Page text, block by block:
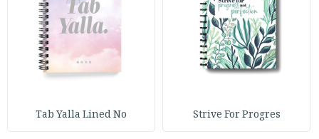
Strive For Progres
Tab Yalla Lined No